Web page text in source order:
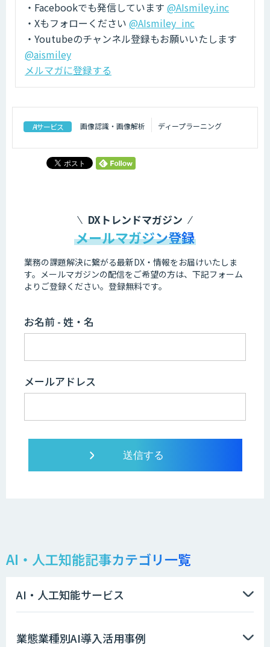
・Facebookでも発信しています @AIsmiley.inc
・Xもフォローください @AIsmiley_inc
・Youtubeのチャンネル登録もお願いいたします
@aismiley
メルマガに登録する
AIサービス 画像認識・画像解析 ディープラーニング
DXトレンドマガジン
メールマガジン登録
業務の課題解決に繋がる最新DX・情報をお届けいたしま
す。 メールマガジンの配信をご希望の方は、下記フォーム
よりご登録ください。登録無料です。
お名前 - 姓・名
メールアドレス
AI・人工知能記事カテゴリ一覧
AI・人工知能サービス
業態業種別AI導入活用事例